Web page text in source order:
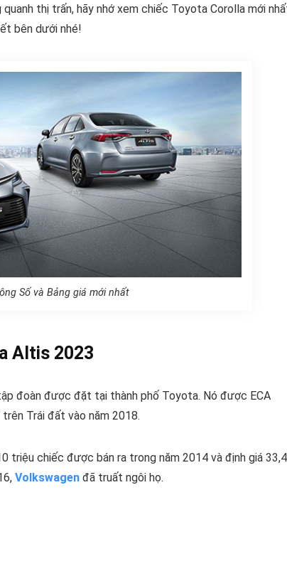
thị trấn, hãy nhớ xem chiếc Toyota Corolla mới
bên dưới nhé!
Số và Bảng giá mới nhất
Altis 2023
đoàn được đặt tại thành phố Toyota. Nó được ECA
trên Trái đất vào năm 2018.
triệu chiếc được bán ra trong năm 2014 và định giá
Volkswagen đã truất ngôi họ.